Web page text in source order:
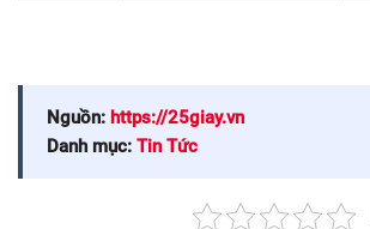
Nguồn: https://25giay.vn
Danh mục: Tin Tức